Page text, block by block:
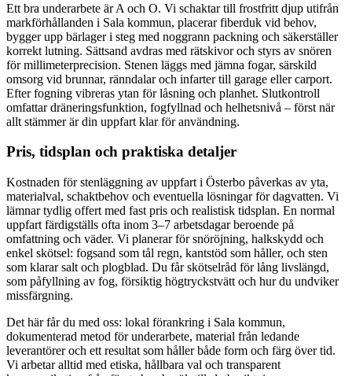
Ett bra underarbete är A och O. Vi schaktar till frostfritt djup utifrån
markförhållanden i Sala kommun, placerar fiberduk vid behov,
bygger upp bärlager i steg med noggrann packning och säkerställer
korrekt lutning. Sättsand avdras med rätskivor och styrs av snören
för millimeterprecision. Stenen läggs med jämna fogar, särskild
omsorg vid brunnar, ränndalar och infarter till garage eller carport.
Efter fogning vibreras ytan för låsning och planhet. Slutkontroll
omfattar dräneringsfunktion, fogfyllnad och helhetsnivå – först när
allt stämmer är din uppfart klar för användning.
Pris, tidsplan och praktiska detaljer
Kostnaden för stenläggning av uppfart i Österbo påverkas av yta,
materialval, schaktbehov och eventuella lösningar för dagvatten. Vi
lämnar tydlig offert med fast pris och realistisk tidsplan. En normal
uppfart färdigställs ofta inom 3–7 arbetsdagar beroende på
omfattning och väder. Vi planerar för snöröjning, halkskydd och
enkel skötsel: fogsand som tål regn, kantstöd som håller, och sten
som klarar salt och plogblad. Du får skötselråd för lång livslängd,
som påfyllning av fog, försiktig högtryckstvätt och hur du undviker
missfärgning.
Det här får du med oss: lokal förankring i Sala kommun,
dokumenterad metod för underarbete, material från ledande
leverantörer och ett resultat som håller både form och färg över tid.
Vi arbetar alltid med etiska, hållbara val och transparent